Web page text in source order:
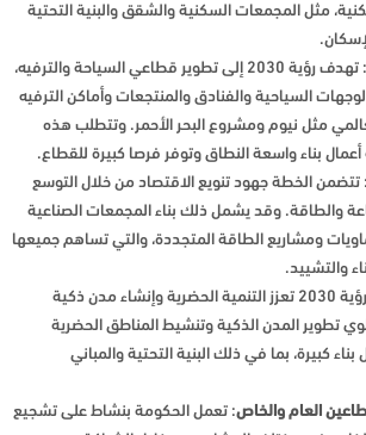
مثل المجمعات السكنية والشقق والبنية التحتية
: تهدف رؤية 2030 إلى تطوير قطاعي السياحة والترفيه،
السياحية والفنادق والمنتجعات وأماكن الترفيه
مثل نيوم ومشروع البحر الأحمر. وتتطلب هذه
أعمال بناء واسعة النطاق وتوفر فرصا كبيرة للقطاع.
: تتضمن الخطة جهود تنويع الاقتصاد من خلال التوسع
والطاقة. وقد يشمل ذلك بناء المجمعات الصناعية
ومشاريع الطاقة المتجددة، والتي تساهم جميعها
والتشييد.
: رؤية 2030 تعزز التنمية الحضرية وإنشاء مدن ذكية
تطوير المدن الذكية وتنشيط المناطق الحضرية
بناء كبيرة، بما في ذلك البنية التحتية والمباني
العام والخاص: تعمل الحكومة بنشاط على تشجيع